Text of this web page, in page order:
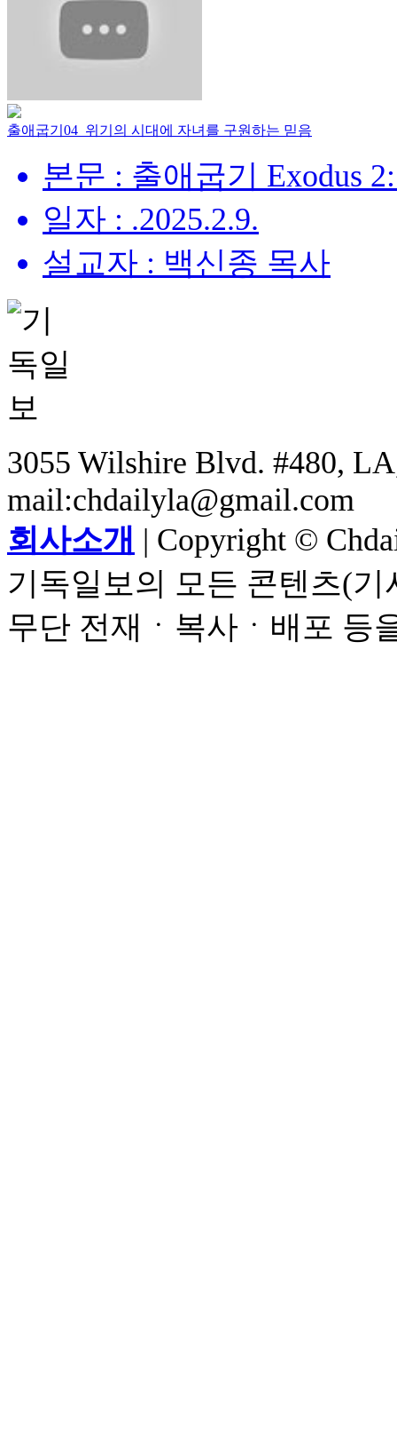
출애굽기04_위기의 시대에 자녀를 구원하는 믿음
본문 : 출애굽기 Exodus
일자 : .2025.2.9.
설교자 : 백신종 목사
3055 Wilshire Blvd. #480,
mail:chdailyla@gmail.com
회사소개 | Copyright ©
기독일보의 모든 콘텐츠(
무단 전재ㆍ복사ㆍ배포 등